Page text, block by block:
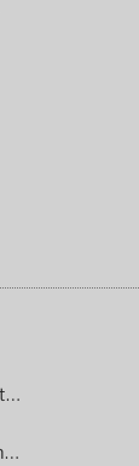
Akustikpaneele mit Echtholz Made in Germany
Akustikpaneele mit technischem Furnier